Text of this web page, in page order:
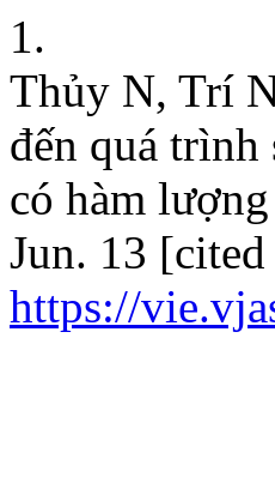
1.
Thủy N, Trí
đến quá trình
có hàm
Jun. 13
https://